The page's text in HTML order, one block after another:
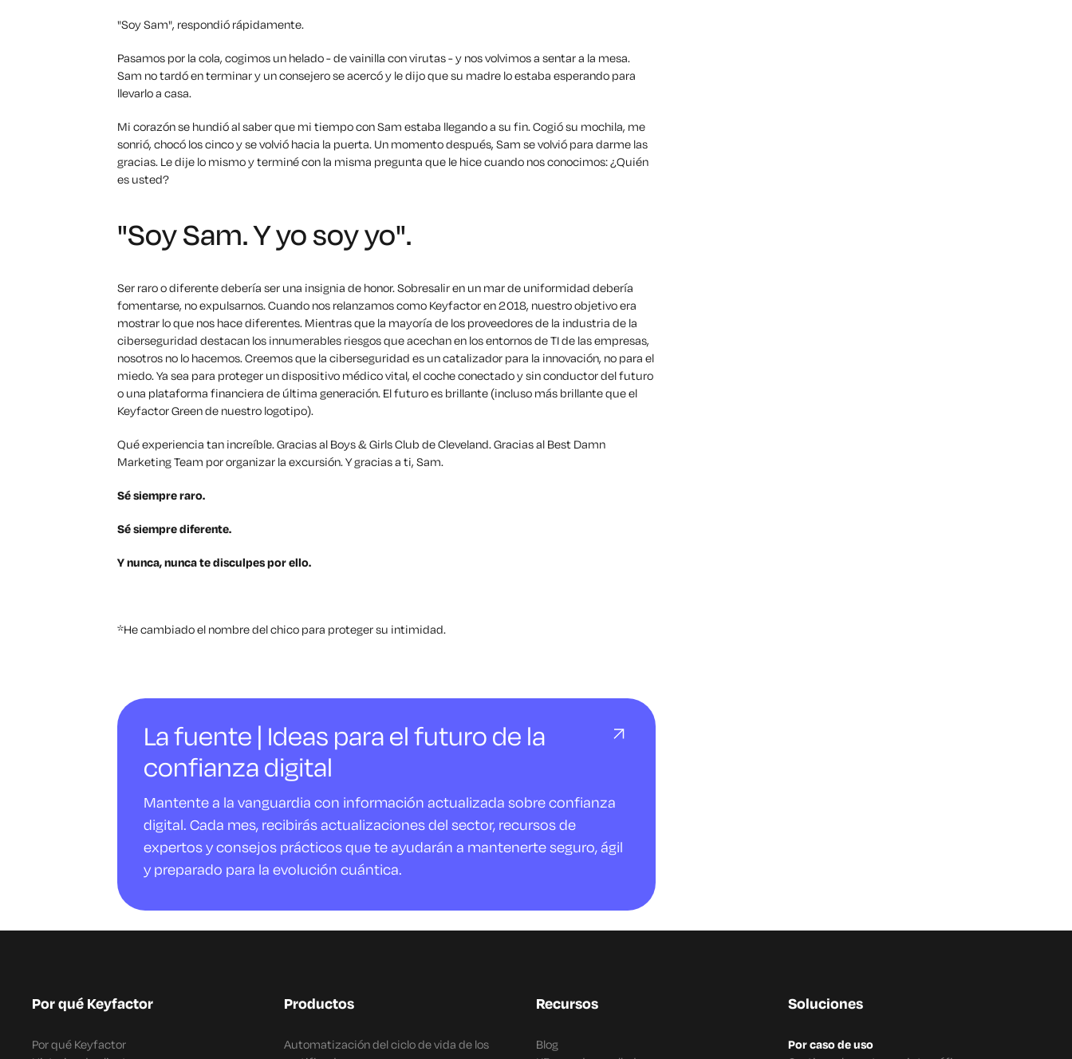
"Soy Sam", respondió rápidamente.
Pasamos por la cola, cogimos un helado - de vainilla con virutas - y nos volvimos a sentar a la mesa.
Sam no tardó en terminar y un consejero se acercó y le dijo que su madre lo estaba esperando para
llevarlo a casa.
Mi corazón se hundió al saber que mi tiempo con Sam estaba llegando a su fin. Cogió su mochila, me
sonrió, chocó los cinco y se volvió hacia la puerta. Un momento después, Sam se volvió para darme las
gracias. Le dije lo mismo y terminé con la misma pregunta que le hice cuando nos conocimos:¿Quién
es usted?
"Soy Sam. Y yo soy yo".
Ser raro o diferente debería ser una insignia de honor. Sobresalir en un mar de uniformidad debería
fomentarse, no expulsarnos. Cuando nos relanzamos como Keyfactor en 2018, nuestro objetivo era
mostrar lo que nos hace diferentes. Mientras que la mayoría de los proveedores de la industria de la
ciberseguridad destacan los innumerables riesgos que acechan en los entornos de TI de las empresas,
nosotros no lo hacemos. Creemos que la ciberseguridad es un catalizador para la innovación, no para el
miedo. Ya sea para proteger un dispositivo médico vital, el coche conectado y sin conductor del futuro
o una plataforma financiera de última generación. El futuro es brillante (incluso más brillante que el
Keyfactor Green de nuestro logotipo).
Qué experiencia tan increíble. Gracias al Boys & Girls Club de Cleveland. Gracias al Best Damn
Marketing Team por organizar la excursión. Y gracias a ti, Sam.
Sé siempre raro.
Sé siempre diferente.
Y nunca, nunca te disculpes por ello.
*He cambiado el nombre del chico para proteger su intimidad.
La fuente | Ideas para el futuro de la
confianza digital
Mantente a la vanguardia con información actualizada sobre confianza
digital. Cada mes, recibirás actualizaciones del sector, recursos de
expertos y consejos prácticos que te ayudarán a mantenerte seguro, ágil
y preparado para la evolución cuántica.
Por qué Keyfactor
Por qué Keyfactor
Productos
Automatización del ciclo de vida de los
Recursos
Blog
Soluciones
Por caso de uso